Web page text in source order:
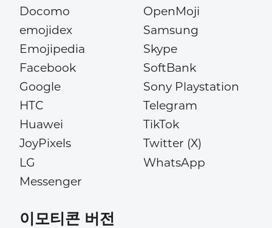
Docomo
emojidex
Emojipedia
Facebook
Google
HTC
Huawei
JoyPixels
LG
Messenger
OpenMoji
Samsung
Skype
SoftBank
Sony Playstation
Telegram
TikTok
Twitter (X)
WhatsApp
이모티콘 버전